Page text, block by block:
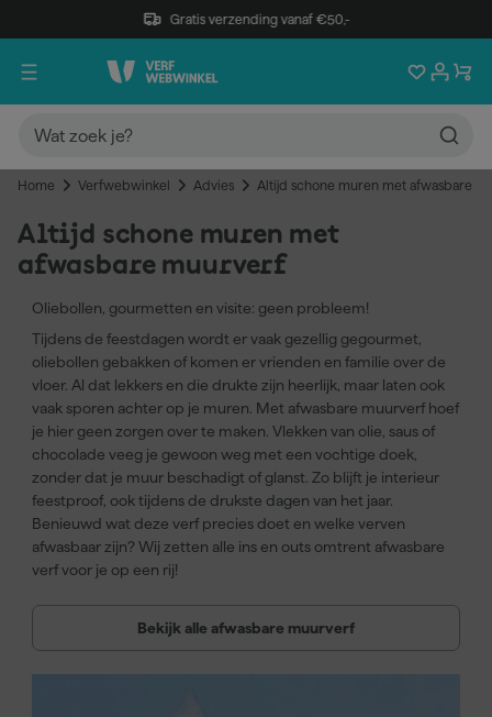
Gratis verzending vanaf €50,-
Home Verfwebwinkel Advies Altijd schone muren met afwasbare
Altijd schone muren met
afwasbare muurverf
Oliebollen, gourmetten en visite: geen probleem!
Tijdens de feestdagen wordt er vaak gezellig gegourmet,
oliebollen gebakken of komen er vrienden en familie over de
vloer. Al dat lekkers en die drukte zijn heerlijk, maar laten ook
vaak sporen achter op je muren. Met afwasbare muurverf hoef
je hier geen zorgen over te maken. Vlekken van olie, saus of
chocolade veeg je gewoon weg met een vochtige doek,
zonder dat je muur beschadigt of glanst. Zo blijft je interieur
feestproof, ook tijdens de drukste dagen van het jaar.
Benieuwd wat deze verf precies doet en welke verven
afwasbaar zijn? Wij zetten alle ins en outs omtrent afwasbare
verf voor je op een rij!
Bekijk alle afwasbare muurverf